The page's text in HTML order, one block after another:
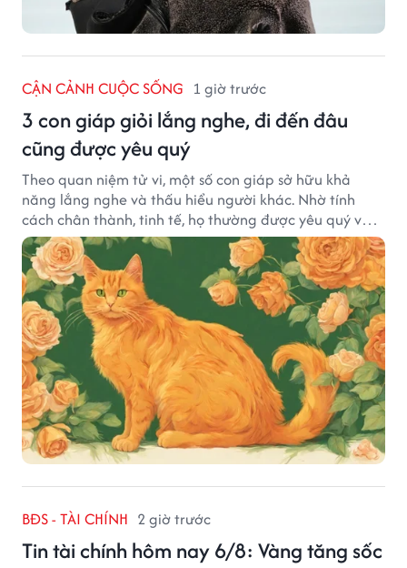
CẬN CẢNH CUỘC SỐNG 1 giờ trước
3 con giáp giỏi lắng nghe, đi đến đâu
cũng được yêu quý
Theo quan niệm tử vi, một số con giáp sở hữu khả
năng lắng nghe và thấu hiểu người khác. Nhờ tính
cách chân thành, tinh tế, họ thường được yêu quý và
tạo dựng nhiều mối quan hệ tốt đẹp.
BĐS - TÀI CHÍNH 2 giờ trước
Tin tài chính hôm nay 6/8: Vàng tăng sốc